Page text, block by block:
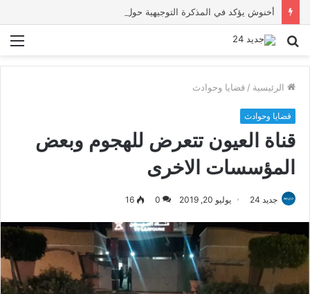
بحث
الرئيسية / قضايا وحوادث
قضايا وحوادث
قناة العيون تتعرض للهجوم وبعض
المؤسسات الاخرى
جديد 24 يوليو 20, 2019 0
16